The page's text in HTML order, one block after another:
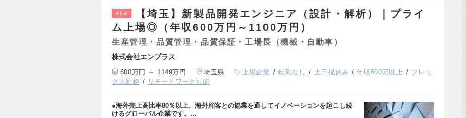
NEW
【埼玉】新製品開発エンジニア（設計・解析）｜プライ
ム上場◎（年収600万円～1100万円）
生産管理・品質管理・品質保証・工場長（機械・自動車）
株式会社エンプラス
600万円 ～ 1149万円 埼玉県 上場企業 転勤なし 土日祝休み 年収600万以上
フレッ
クス勤務
リモートワーク可能
●海外売上高比率80％以上。海外顧客との協業を通してイノベーションを起こし続
けるグローバル企業です。…